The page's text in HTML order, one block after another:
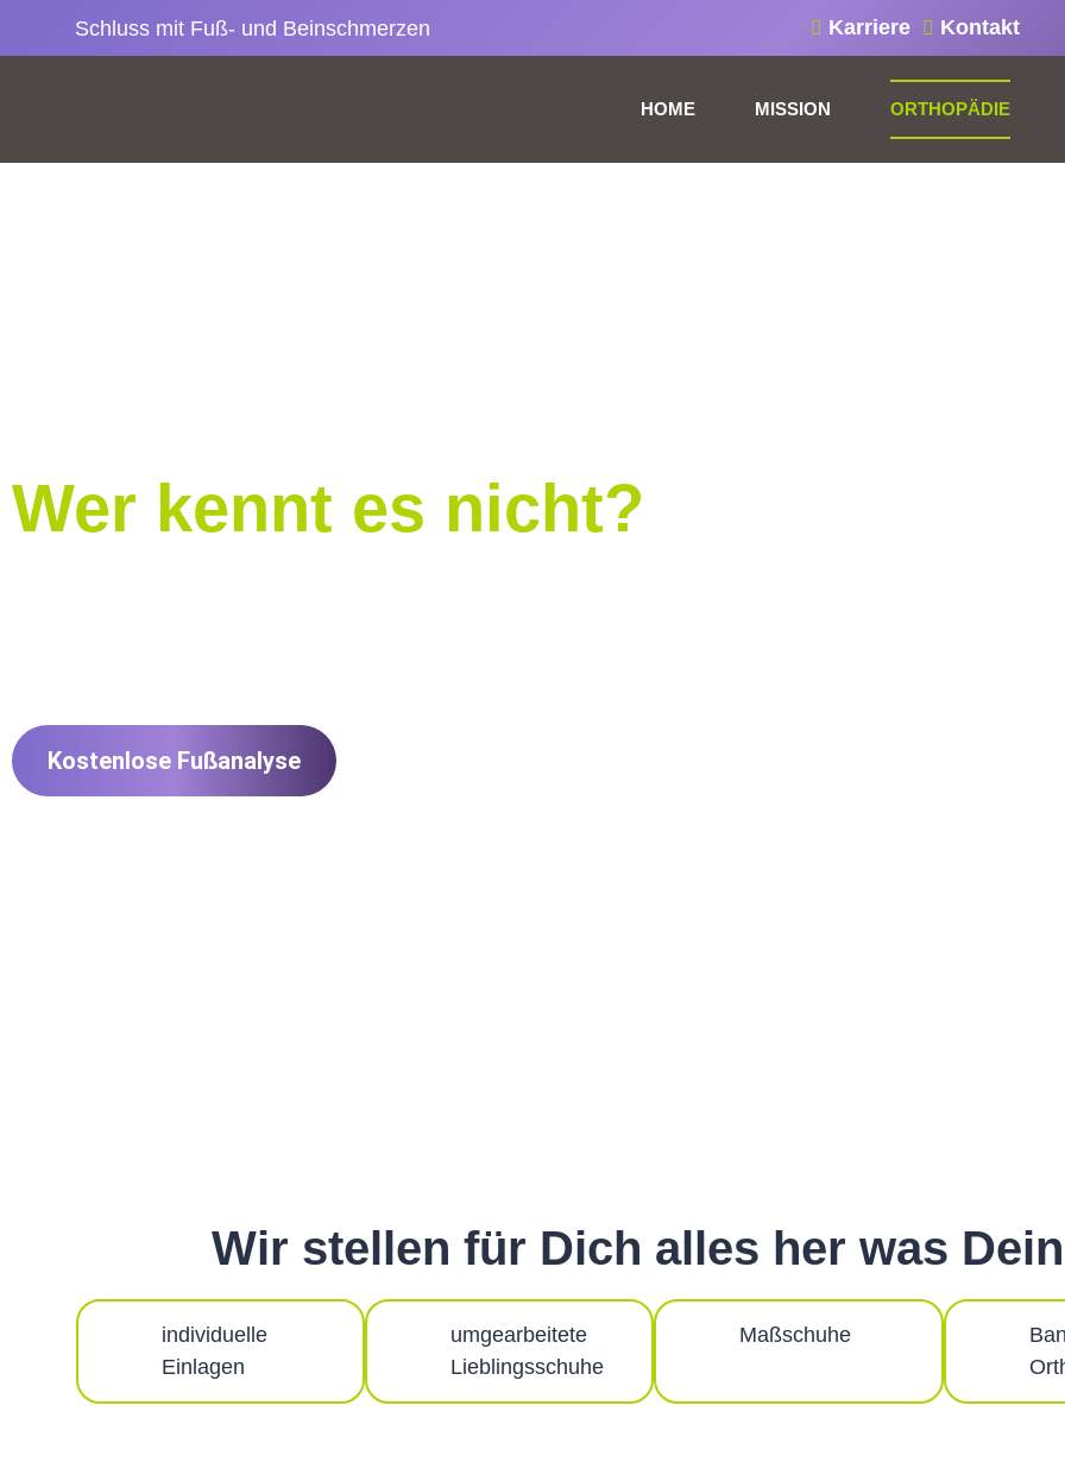
Schluss mit Fuß- und Beinschmerzen Karriere Kontakt
HOME MISSION ORTHOPÄDIE
Wer kennt es nicht?
Kostenlose Fußanalyse
Wir stellen für Dich alles her was
individuelle
Einlagen
umgearbeitete
Lieblingsschuhe
Maßschuhe